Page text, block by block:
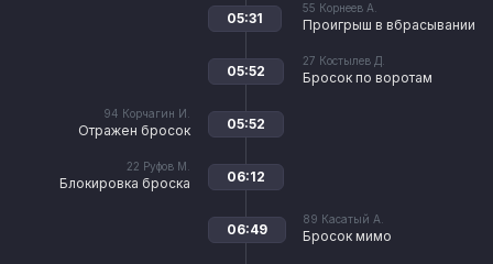
55 Корнеев А.
Проигрыш в вбрасывании
05:31
27 Костылев Д.
Бросок по воротам
05:52
94 Корчагин И.
Отражен бросок 05:52
22 Руфов М.
Блокировка броска 06:12
89 Касатый А.
Бросок мимо
06:49